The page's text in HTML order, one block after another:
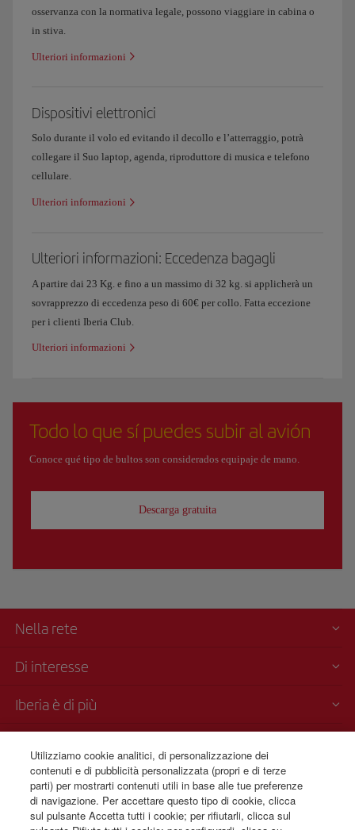
osservanza con la normativa legale, possono viaggiare in cabina o
in stiva.
Ulteriori informazioni
Dispositivi elettronici
Solo durante il volo ed evitando il decollo e l’atterraggio, potrà
collegare il Suo laptop, agenda, riproduttore di musica e telefono
cellulare.
Ulteriori informazioni
Ulteriori informazioni: Eccedenza bagagli
A partire dai 23 Kg. e fino a un massimo di 32 kg. si applicherà un
sovrapprezzo di eccedenza peso di 60€ per collo. Fatta eccezione
per i clienti Iberia Club.
Ulteriori informazioni
Todo lo que sí puedes subir al avión
Conoce qué tipo de bultos son considerados equipaje de mano.
Descarga gratuita
Nella rete
Di interesse
Iberia è di più
Vendita telefonica
+39 0 2 304 62 355
Dal lunedì alla domenica dalle 09:00 alle 20:00 (italiano). Dal lunedì
Utilizziamo cookie analitici, di personalizzazione dei
contenuti e di pubblicità personalizzata (propri e di terze
parti) per mostrarti contenuti utili in base alle tue preferenze
di navigazione. Per accettare questo tipo di cookie, clicca
sul pulsante Accetta tutti i cookie; per rifiutarli, clicca sul